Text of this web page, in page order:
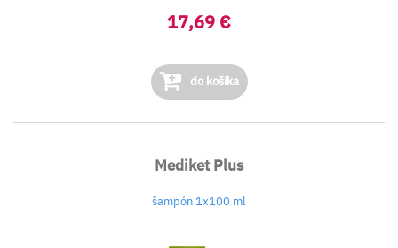
17,69 €
do košíka
Mediket Plus
šampón 1x100 ml